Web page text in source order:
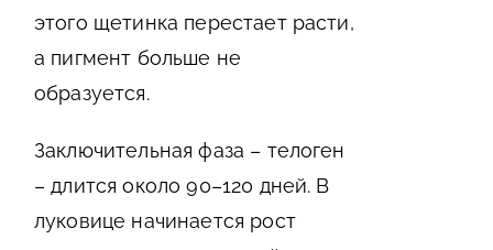
этого щетинка перестает расти,
а пигмент больше не
образуется.
Заключительная фаза – телоген
– длится около 90–120 дней. В
луковице начинается рост